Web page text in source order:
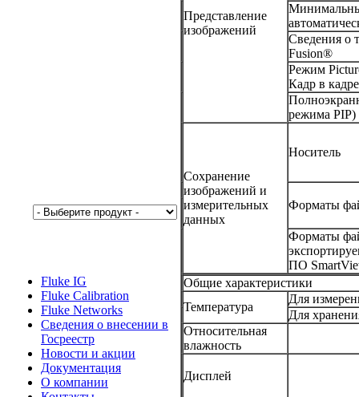
Fluke IG
Fluke Calibration
Fluke Networks
Сведения о внесении в
Госреестр
Новости и акции
Документация
О компании
Представление
изображений
Сведения о
Fusion®
Режим
Кадр в
режима PIP)
Сохранение
изображений и
измерительных
данных
Носитель
Форматы
Форматы
ПО
Общие характеристики
Температура
Для
Для
Относительная
влажность
Дисплей